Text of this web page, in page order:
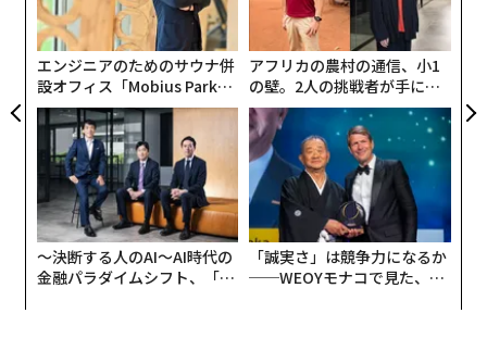
エンジニアのためのサウナ併
設オフィス「Mobius Park」
がオープン──タマディック
が健康経営を徹底する理由
アフリカの農村の通信、小1
の壁。2人の挑戦者が手にし
た「次なる武器」
〜決断する人のAI〜AI時代の
金融パラダイムシフト、「超
「誠実さ」は競争力になるか
──WEOYモナコで見た、く